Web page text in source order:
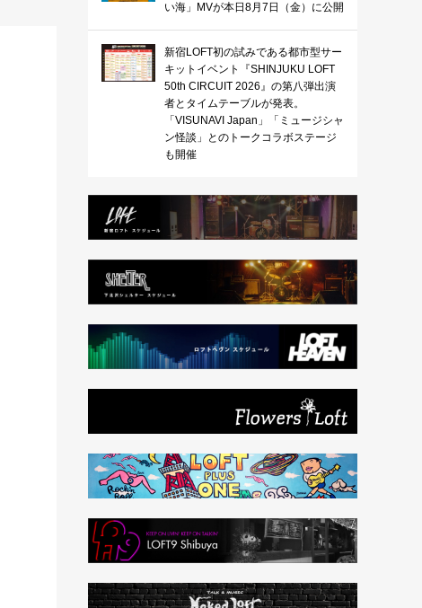
い海」MVが本日8月7日（金）に公開
新宿LOFT初の試みである都市型サー
キットイベント『SHINJUKU LOFT
50th CIRCUIT 2026』の第八弾出演
者とタイムテーブルが発表。
「VISUNAVI Japan」「ミュージシャ
ン怪談」とのトークコラボステージ
も開催